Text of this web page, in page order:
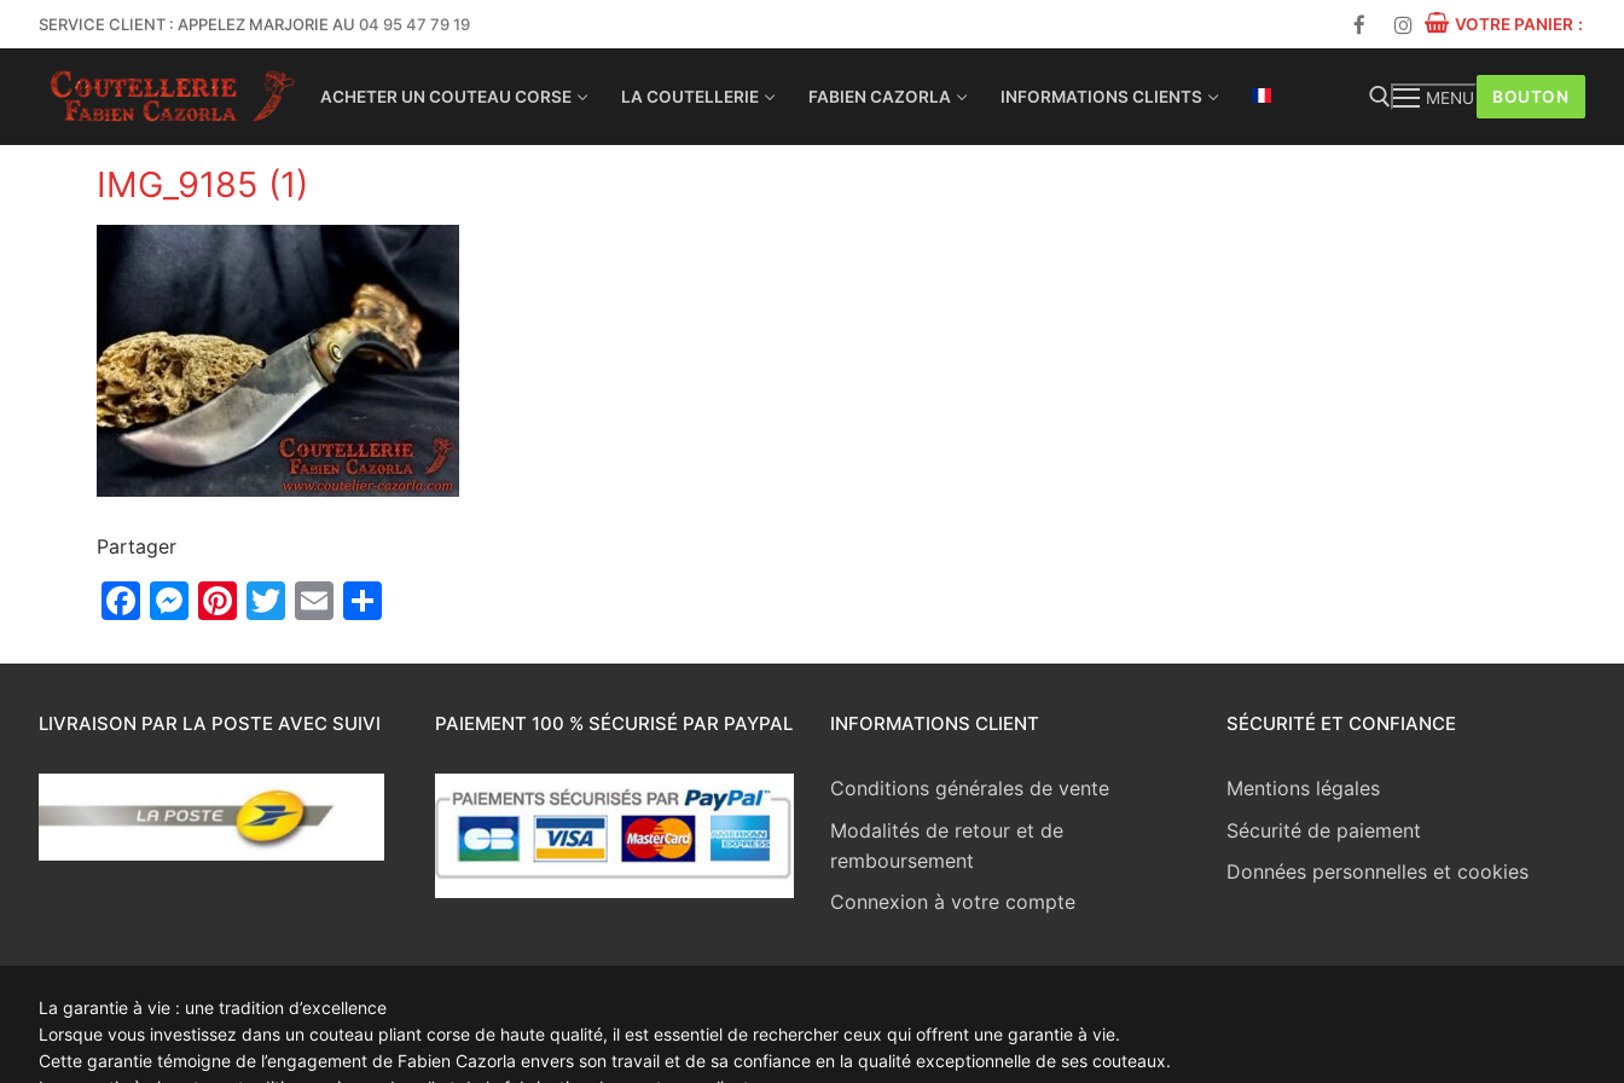
SERVICE CLIENT : APPELEZ MARJORIE AU 04 95 47 79 19 VOTRE PANIER :
ACHETER UN COUTEAU CORSE LA COUTELLERIE FABIEN CAZORLA INFORMATIONS CLIENTS MENU BOUTON
IMG_9185 (1)
Partager
Facebook
Messenger
Pinterest
Twitter
Email
LIVRAISON PAR LA POSTE AVEC SUIVI PAIEMENT 100 % SÉCURISÉ PAR PAYPAL INFORMATIONS CLIENT
Conditions générales de vente
Modalités de retour et de
remboursement
Connexion à votre compte
SÉCURITÉ ET CONFIANCE
Mentions légales
Sécurité de paiement
Données personnelles et cookies
La garantie à vie : une tradition d’excellence
Lorsque vous investissez dans un couteau pliant corse de haute qualité, il est essentiel de rechercher ceux qui offrent une garantie à vie.
Cette garantie témoigne de l’engagement de Fabien Cazorla envers son travail et de sa confiance en la qualité exceptionnelle de ses couteaux.